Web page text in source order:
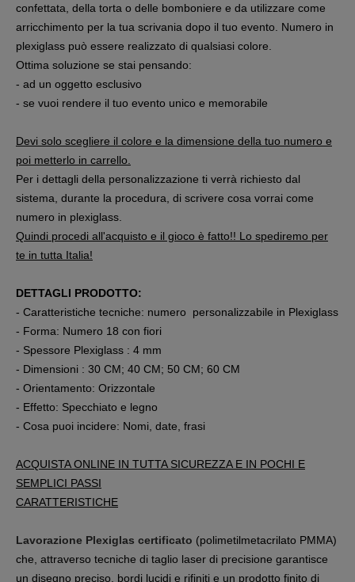
confettata, della torta o delle bomboniere e da utilizzare come
arricchimento per la tua scrivania dopo il tuo evento. Numero in
plexiglass può essere realizzato di qualsiasi colore.
Ottima soluzione se stai pensando:
- ad un oggetto esclusivo
- se vuoi rendere il tuo evento unico e memorabile
Devi solo scegliere il colore e la dimensione della tuo numero e
poi metterlo in carrello.
Per i dettagli della personalizzazione ti verrà richiesto dal
sistema, durante la procedura, di scrivere cosa vorrai come
numero in plexiglass.
Quindi procedi all'acquisto e il gioco è fatto!! Lo spediremo per
te in tutta Italia!
DETTAGLI PRODOTTO:
- Caratteristiche tecniche: numero personalizzabile in Plexiglass
- Forma: Numero 18 con fiori
- Spessore Plexiglass : 4 mm
- Dimensioni : 30 CM; 40 CM; 50 CM; 60 CM
- Orientamento: Orizzontale
- Effetto: Specchiato e legno
- Cosa puoi incidere: Nomi, date, frasi
ACQUISTA ONLINE IN TUTTA SICUREZZA E IN POCHI E
SEMPLICI PASSI
CARATTERISTICHE
Lavorazione Plexiglas certificato (polimetilmetacrilato PMMA)
che, attraverso tecniche di taglio laser di precisione garantisce
un disegno preciso, bordi lucidi e rifiniti e un prodotto finito di